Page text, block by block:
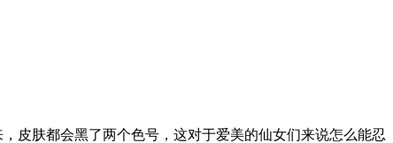
皮肤都会黑了两个色号，这对于爱美的仙女们来说怎么能忍